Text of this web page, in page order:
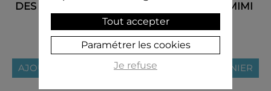
DES PARENTS STYLO
5,90 €
AJOUTER AU PANIER
DES PARENTS MIMI
5,90 €
AJOUTER AU PANIER
Tout accepter
Paramétrer les cookies
Je refuse